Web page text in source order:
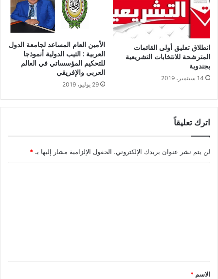
انطلاق تعليق أولى القائمات
المترشحة للانتخابات التشريعية
بجندوبة
14 سبتمبر، 2019
الأمين العام المساعد لجامعة الدول
العربية : التيب الدولية أنموذجا
للتحكيم المؤسساتي في العالم
العربي والإفريقي
29 يوليو، 2019
اترك تعليقاً
لن يتم نشر عنوان بريدك الإلكتروني. الحقول الإلزامية مشار إليها بـ *
*
الاسم *